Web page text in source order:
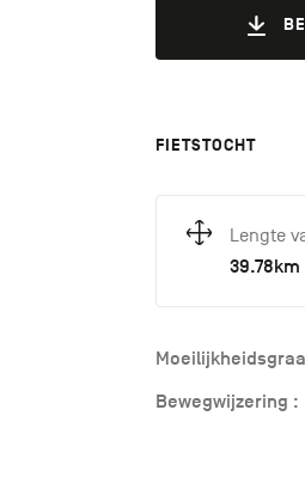
FIETSTOCHT
Lengte
39.78km
Bewegwijzering :